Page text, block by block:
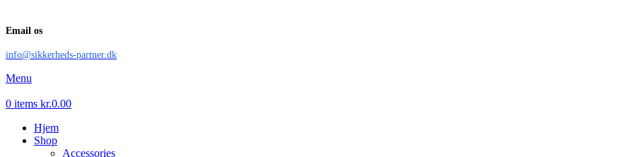
Email os
info@sikkerheds-partner.dk
Menu
0 items kr.0.00
Hjem
Shop
Accessories